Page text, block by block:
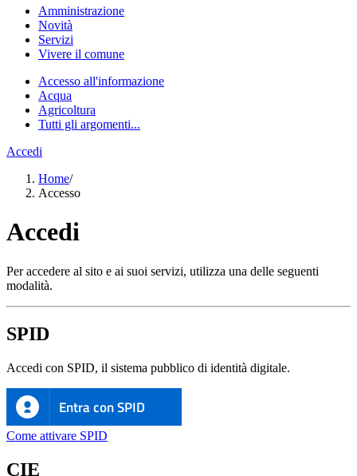
Amministrazione
Novità
Servizi
Vivere il comune
Accesso all'informazione
Acqua
Agricoltura
Tutti gli argomenti...
Accedi
Home/
Accesso
Accedi
Per accedere al sito e ai suoi servizi, utilizza una delle seguenti
modalità.
SPID
Accedi con SPID, il sistema pubblico di identità digitale.
Entra con SPID
Come attivare SPID
CIE